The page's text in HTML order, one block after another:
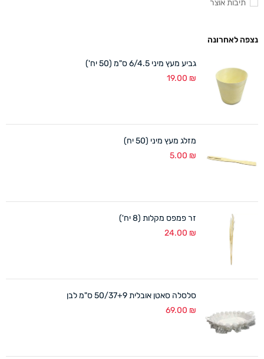
תיבות אוצר
נצפה לאחרונה
גביע מעץ מיני 6/4.5 ס"מ (50 יח')
19.00 ₪
מזלג מעץ מיני (50 יח)
5.00 ₪
זר פמפס מקלות (8 יח')
24.00 ₪
סלסלה סאטן אובלית 50/37+9 ס"מ לבן
69.00 ₪